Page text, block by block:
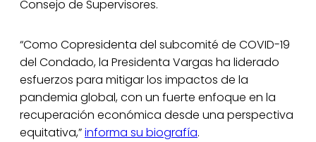
Consejo de Supervisores.
“Como Copresidenta del subcomité de COVID-19
del Condado, la Presidenta Vargas ha liderado
esfuerzos para mitigar los impactos de la
pandemia global, con un fuerte enfoque en la
recuperación económica desde una perspectiva
equitativa,”informa su biografía.